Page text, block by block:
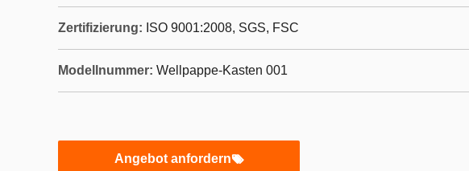
Zertifizierung: ISO 9001:2008, SGS, FSC
Modellnummer: Wellpappe-Kasten 001
Angebot anfordern